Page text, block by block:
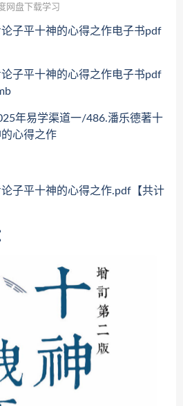
网盘下载学习
子平十神的心得之作电子书pdf
子平十神的心得之作电子书pdf
年易学渠道一/486.潘乐德著十
心得之作
子平十神的心得之作.pdf【共计